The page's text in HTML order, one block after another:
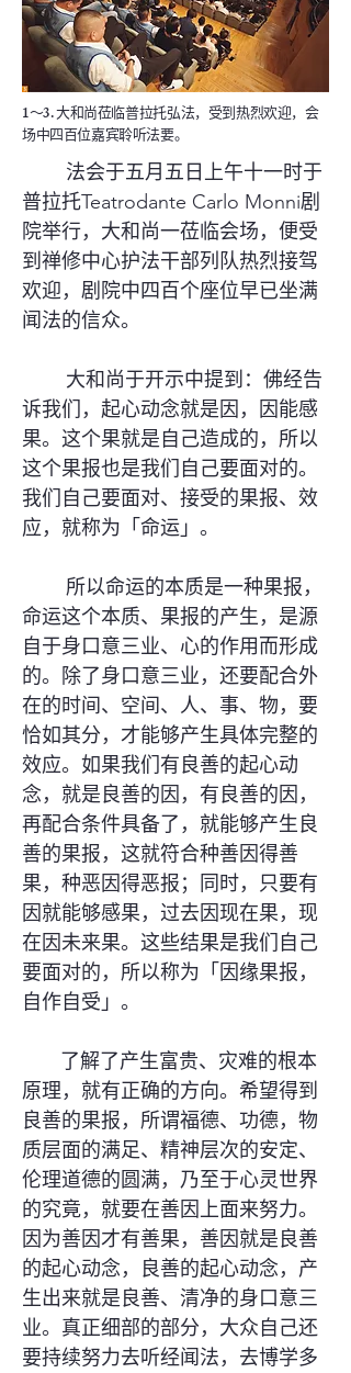
1～3. 大和尚莅临普拉托弘法，受到热烈欢迎，会
场中四百位嘉宾聆听法要。
法会于五月五日上午十一时于
普拉托Teatrodante Carlo Monni剧
院举行，大和尚一莅临会场，便受
到禅修中心护法干部列队热烈接驾
欢迎，剧院中四百个座位早已坐满
闻法的信众。
大和尚于开示中提到：佛经告
诉我们，起心动念就是因，因能感
果。这个果就是自己造成的，所以
这个果报也是我们自己要面对的。
我们自己要面对、接受的果报、效
应，就称为「命运」。
所以命运的本质是一种果报，
命运这个本质、果报的产生，是源
自于身口意三业、心的作用而形成
的。除了身口意三业，还要配合外
在的时间、空间、人、事、物，要
恰如其分，才能够产生具体完整的
效应。如果我们有良善的起心动
念，就是良善的因，有良善的因，
再配合条件具备了，就能够产生良
善的果报，这就符合种善因得善
果，种恶因得恶报；同时，只要有
因就能够感果，过去因现在果，现
在因未来果。这些结果是我们自己
要面对的，所以称为「因缘果报，
自作自受」。
了解了产生富贵、灾难的根本
原理，就有正确的方向。希望得到
良善的果报，所谓福德、功德，物
质层面的满足、精神层次的安定、
伦理道德的圆满，乃至于心灵世界
的究竟，就要在善因上面来努力。
因为善因才有善果，善因就是良善
的起心动念，良善的起心动念，产
生出来就是良善、清净的身口意三
业。真正细部的部分，大众自己还
要持续努力去听经闻法，去博学多